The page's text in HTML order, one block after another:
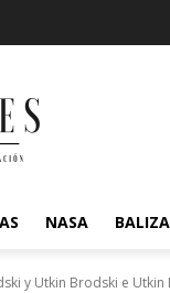
NASA BALIZA
y Utkin Brodski e